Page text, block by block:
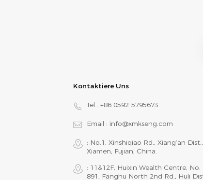
Kontaktiere Uns
Tel : +86 0592-5795673
Email : info@xmkseng.com
: No.1, Xinshiqiao Rd., Xiang‘an Dist.,
Xiamen, Fujian, China.
: 11&12F, Huixin Wealth Centre, No.
891, Fanghu North 2nd Rd., Huli